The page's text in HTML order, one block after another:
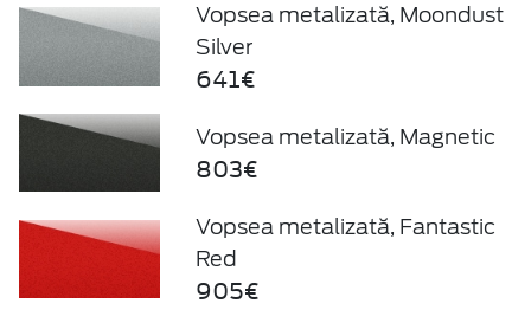
Vopsea metalizată, Moondust
Silver
641€
Vopsea metalizată, Magnetic
803€
Vopsea metalizată, Fantastic
Red
905€